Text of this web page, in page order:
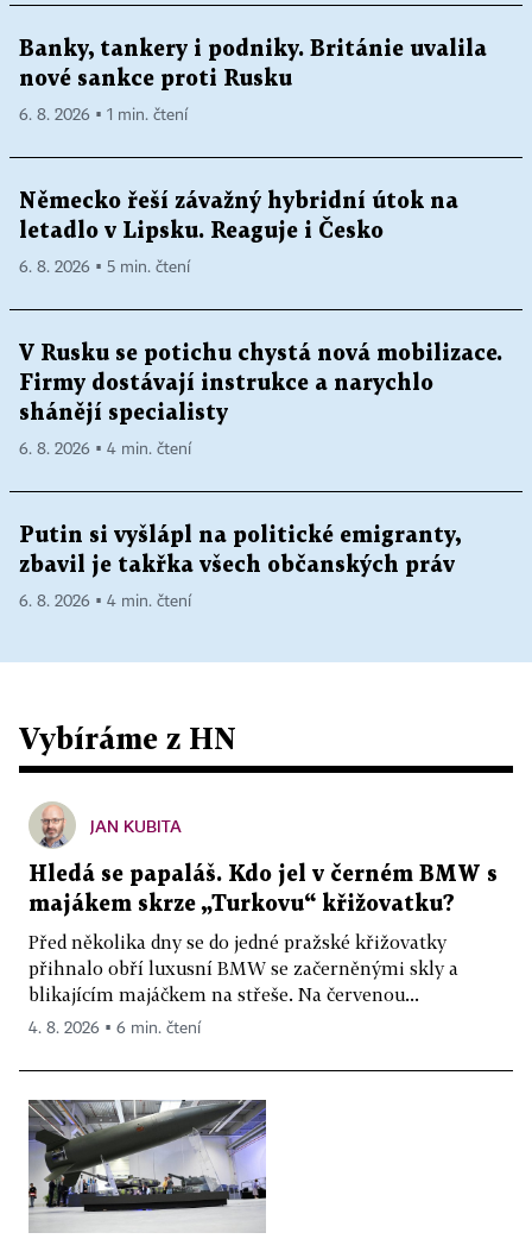
Banky, tankery i podniky. Británie uvalila
nové sankce proti Rusku
6. 8. 2026 ▪ 1 min. čtení
Německo řeší závažný hybridní útok na
letadlo v Lipsku. Reaguje i Česko
6. 8. 2026 ▪ 5 min. čtení
V Rusku se potichu chystá nová mobilizace.
Firmy dostávají instrukce a narychlo
shánějí specialisty
6. 8. 2026 ▪ 4 min. čtení
Putin si vyšlápl na politické emigranty,
zbavil je takřka všech občanských práv
6. 8. 2026 ▪ 4 min. čtení
Vybíráme z HN
JAN KUBITA
Hledá se papaláš. Kdo jel v černém BMW s
majákem skrze „Turkovu“ křižovatku?
Před několika dny se do jedné pražské křižovatky
přihnalo obří luxusní BMW se začerněnými skly a
blikajícím majáčkem na střeše. Na červenou...
4. 8. 2026 ▪ 6 min. čtení